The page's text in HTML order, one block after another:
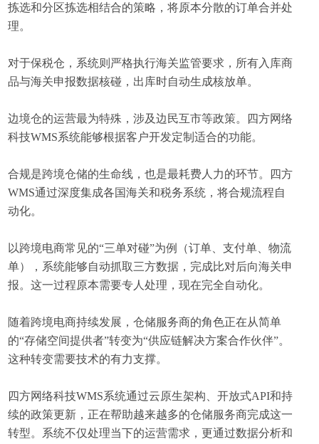
拣选和分区拣选相结合的策略，将原本分散的订单合并处
理。
对于保税仓，系统则严格执行海关监管要求，所有入库商
品与海关申报数据核碰，出库时自动生成核放单。
边境仓的运营最为特殊，涉及边民互市等政策。四方网络
科技WMS系统能够根据客户开发定制适合的功能。
合规是跨境仓储的生命线，也是最耗费人力的环节。四方
WMS通过深度集成各国海关和税务系统，将合规流程自
动化。
以跨境电商常见的“三单对碰”为例（订单、支付单、物流
单），系统能够自动抓取三方数据，完成比对后向海关申
报。这一过程原本需要专人处理，现在完全自动化。
随着跨境电商持续发展，仓储服务商的角色正在从简单
的“存储空间提供者”转变为“供应链解决方案合作伙伴”。
这种转变需要技术的有力支撑。
四方网络科技WMS系统通过云原生架构、开放式API和持
续的政策更新，正在帮助越来越多的仓储服务商完成这一
转型。系统不仅处理当下的运营需求，更通过数据分析和